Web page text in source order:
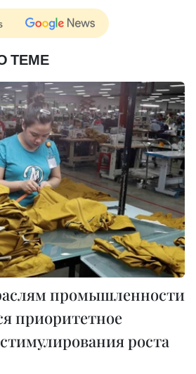
ТЕМЕ
промышленности
приоритетное
роста